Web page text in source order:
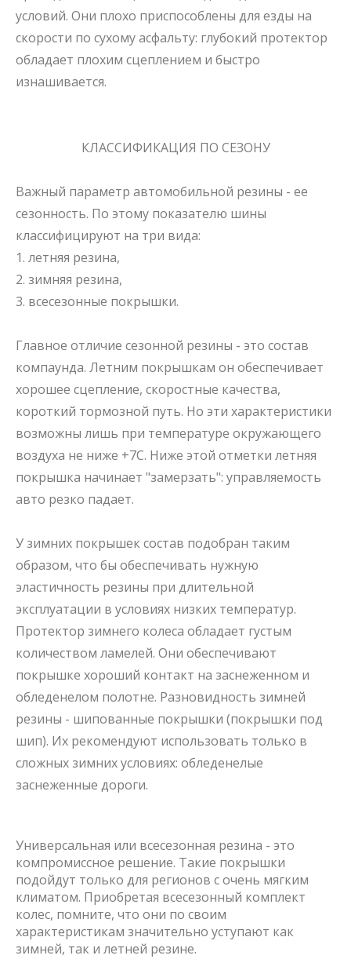
условий. Они плохо приспособлены для езды на
скорости по сухому асфальту: глубокий протектор
обладает плохим сцеплением и быстро
изнашивается.
КЛАССИФИКАЦИЯ ПО СЕЗОНУ
Важный параметр автомобильной резины - ее
сезонность. По этому показателю шины
классифицируют на три вида:
1. летняя резина,
2. зимняя резина,
3. всесезонные покрышки.
Главное отличие сезонной резины - это состав
компаунда. Летним покрышкам он обеспечивает
хорошее сцепление, скоростные качества,
короткий тормозной путь. Но эти характеристики
возможны лишь при температуре окружающего
воздуха не ниже +7C. Ниже этой отметки летняя
покрышка начинает "замерзать": управляемость
авто резко падает.
Узимних покрышек состав подобран таким
образом, что бы обеспечивать нужную
эластичность резины при длительной
эксплуатации в условиях низких температур.
Протектор зимнего колеса обладает густым
количеством ламелей. Они обеспечивают
покрышке хороший контакт на заснеженном и
обледенелом полотне. Разновидность зимней
резины - шипованные покрышки (покрышки под
шип). Их рекомендуют использовать только в
сложных зимних условиях: обледенелые
заснеженные дороги.
Универсальная или всесезонная резина - это
компромиссное решение. Такие покрышки
подойдут только для регионов с очень мягким
климатом. Приобретая всесезонный комплект
колес, помните, что они по своим
характеристикам значительно уступают как
зимней, так и летней резине.